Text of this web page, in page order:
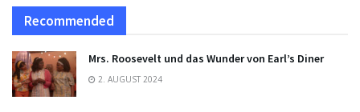
Recommended
Mrs. Roosevelt und das Wunder von Earl’s Diner
2. AUGUST 2024